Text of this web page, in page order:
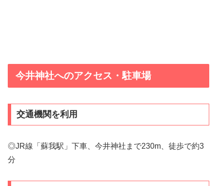
今井神社へのアクセス・駐車場
交通機関を利用
◎JR線「蘇我駅」下車、今井神社まで230m、徒歩で約3
分